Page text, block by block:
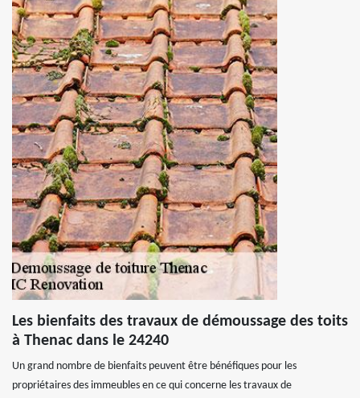
Les bienfaits des travaux de démoussage des toits
à Thenac dans le 24240
Un grand nombre de bienfaits peuvent être bénéfiques pour les
propriétaires des immeubles en ce qui concerne les travaux de